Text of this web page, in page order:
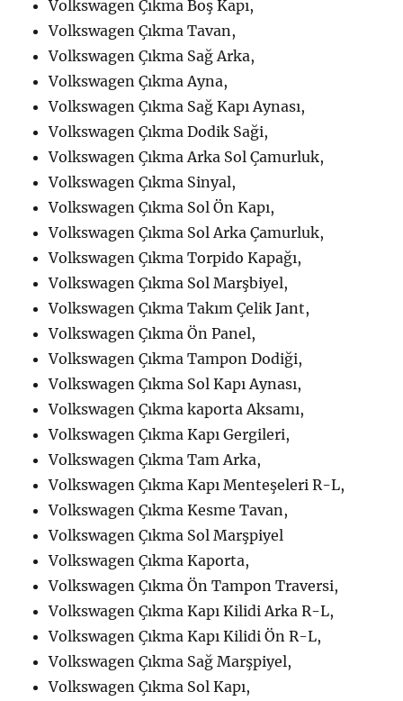
Volkswagen Çıkma Boş Kapı,
Volkswagen Çıkma Tavan,
Volkswagen Çıkma Sağ Arka,
Volkswagen Çıkma Ayna,
Volkswagen Çıkma Sağ Kapı Aynası,
Volkswagen Çıkma Dodik Saği,
Volkswagen Çıkma Arka Sol Çamurluk,
Volkswagen Çıkma Sinyal,
Volkswagen Çıkma Sol Ön Kapı,
Volkswagen Çıkma Sol Arka Çamurluk,
Volkswagen Çıkma Torpido Kapağı,
Volkswagen Çıkma Sol Marşbiyel,
Volkswagen Çıkma Takım Çelik Jant,
Volkswagen Çıkma Ön Panel,
Volkswagen Çıkma Tampon Dodiği,
Volkswagen Çıkma Sol Kapı Aynası,
Volkswagen Çıkma kaporta Aksamı,
Volkswagen Çıkma Kapı Gergileri,
Volkswagen Çıkma Tam Arka,
Volkswagen Çıkma Kapı Menteşeleri R-L,
Volkswagen Çıkma Kesme Tavan,
Volkswagen Çıkma Sol Marşpiyel
Volkswagen Çıkma Kaporta,
Volkswagen Çıkma Ön Tampon Traversi,
Volkswagen Çıkma Kapı Kilidi Arka R-L,
Volkswagen Çıkma Kapı Kilidi Ön R-L,
Volkswagen Çıkma Sağ Marşpiyel,
Volkswagen Çıkma Sol Kapı,